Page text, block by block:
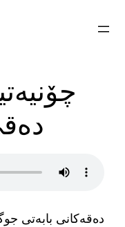
دەقەکانی بابەتی